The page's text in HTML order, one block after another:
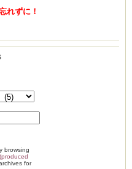
れずに！
browsing
for